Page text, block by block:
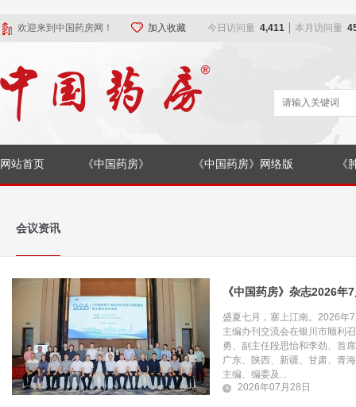
欢迎来到中国药房网！ 加入收藏 今日访问量 4,411 本月访问量
网站首页 《中国药房》 《中国药房》网络版 《
会议资讯
《中国药房》杂志2026
盛夏七月，塞上江南。2026年
主编办刊交流会在银川市顺利
勇、副主任段思怡和李劲、首
广东、陕西、新疆、甘肃、青
主编、编委及...
2026年07月28日